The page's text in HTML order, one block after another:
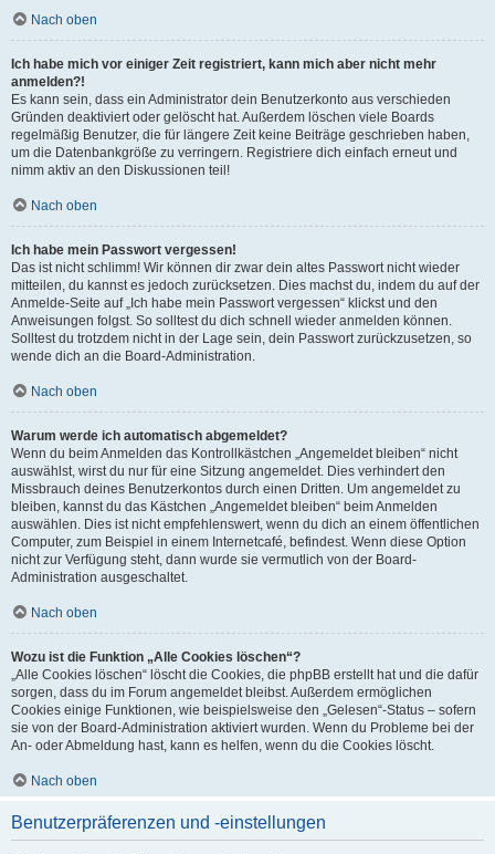
Nach oben
Ich habe mich vor einiger Zeit registriert, kann mich aber nicht mehr
anmelden?!
Es kann sein, dass ein Administrator dein Benutzerkonto aus verschieden
Gründen deaktiviert oder gelöscht hat. Außerdem löschen viele Boards
regelmäßig Benutzer, die für längere Zeit keine Beiträge geschrieben haben,
um die Datenbankgröße zu verringern. Registriere dich einfach erneut und
nimm aktiv an den Diskussionen teil!
Nach oben
Ich habe mein Passwort vergessen!
Das ist nicht schlimm! Wir können dir zwar dein altes Passwort nicht wieder
mitteilen, du kannst es jedoch zurücksetzen. Dies machst du, indem du auf der
Anmelde-Seite auf „Ich habe mein Passwort vergessen“ klickst und den
Anweisungen folgst. So solltest du dich schnell wieder anmelden können.
Solltest du trotzdem nicht in der Lage sein, dein Passwort zurückzusetzen, so
wende dich an die Board-Administration.
Nach oben
Warum werde ich automatisch abgemeldet?
Wenn du beim Anmelden das Kontrollkästchen „Angemeldet bleiben“ nicht
auswählst, wirst du nur für eine Sitzung angemeldet. Dies verhindert den
Missbrauch deines Benutzerkontos durch einen Dritten. Um angemeldet zu
bleiben, kannst du das Kästchen „Angemeldet bleiben“ beim Anmelden
auswählen. Dies ist nicht empfehlenswert, wenn du dich an einem öffentlichen
Computer, zum Beispiel in einem Internetcafé, befindest. Wenn diese Option
nicht zur Verfügung steht, dann wurde sie vermutlich von der Board-
Administration ausgeschaltet.
Nach oben
Wozu ist die Funktion „Alle Cookies löschen“?
„Alle Cookies löschen“ löscht die Cookies, die phpBB erstellt hat und die dafür
sorgen, dass du im Forum angemeldet bleibst. Außerdem ermöglichen
Cookies einige Funktionen, wie beispielsweise den „Gelesen“-Status – sofern
sie von der Board-Administration aktiviert wurden. Wenn du Probleme bei der
An- oder Abmeldung hast, kann es helfen, wenn du die Cookies löscht.
Nach oben
Benutzerpräferenzen und -einstellungen